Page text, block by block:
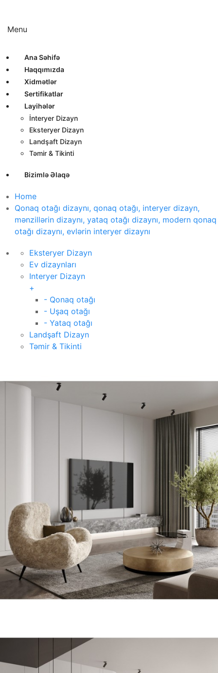
Menu
Ana Səhifə
Haqqımızda
Xidmətlər
Sertifikatlar
Layihələr
İnteryer Dizayn
Eksteryer Dizayn
Landşaft Dizayn
Təmir & Tikinti
Bizimlə Əlaqə
Home
Qonaq otağı dizaynı, qonaq otağı, interyer dizayn,
mənzillərin dizaynı, yataq otağı dizaynı, modern qonaq
otağı dizaynı, evlərin interyer dizaynı
Eksteryer Dizayn
Ev dizaynları
Interyer Dizayn
+
- Qonaq otağı
- Uşaq otağı
- Yataq otağı
Landşaft Dizayn
Təmir & Tikinti